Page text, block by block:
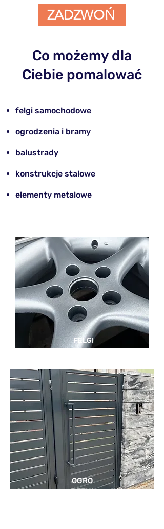
ZADZWOŃ
Co możemy dla
Ciebie pomalować
felgi samochodowe
​ogrodzenia i bramy
balustrady
konstrukcje stalowe
elementy metalowe
FELGI
OGRO
DZENI